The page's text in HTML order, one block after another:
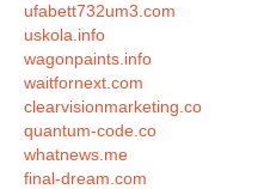
ufabett732um3.com
uskola.info
wagonpaints.info
waitfornext.com
clearvisionmarketing.co
quantum-code.co
whatnews.me
final-dream.com